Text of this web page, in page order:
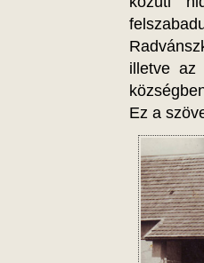
illetve az
Ez a